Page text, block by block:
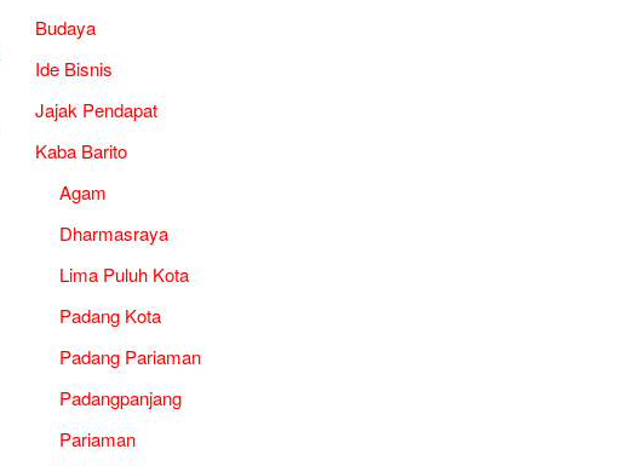
Budaya
Ide Bisnis
Jajak Pendapat
Kaba Barito
Agam
Dharmasraya
Lima Puluh Kota
Padang Kota
Padang Pariaman
Padangpanjang
Pariaman